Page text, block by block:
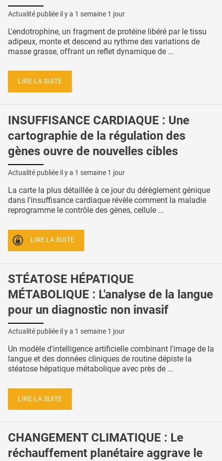
Actualité publiée il y a 1 semaine 1 jour
L'endotrophine, un fragment de protéine libéré par le tissu
adipeux, monte et descend au rythme des variations de
masse grasse, offrant un reflet dynamique de ...
LIRE LA SUITE
INSUFFISANCE CARDIAQUE : Une
cartographie de la régulation des
gènes ouvre de nouvelles cibles
Actualité publiée il y a 1 semaine 1 jour
La carte la plus détaillée à ce jour du dérèglement génique
dans l'insuffisance cardiaque révèle comment la maladie
reprogramme le contrôle des gènes, cellule ...
LIRE LA SUITE
STÉATOSE HÉPATIQUE
MÉTABOLIQUE : L'analyse de la langue
pour un diagnostic non invasif
Actualité publiée il y a 1 semaine 1 jour
Un modèle d'intelligence artificielle combinant l'image de la
langue et des données cliniques de routine dépiste la
stéatose hépatique métabolique avec près de ...
LIRE LA SUITE
CHANGEMENT CLIMATIQUE : Le
réchauffement planétaire aggrave le